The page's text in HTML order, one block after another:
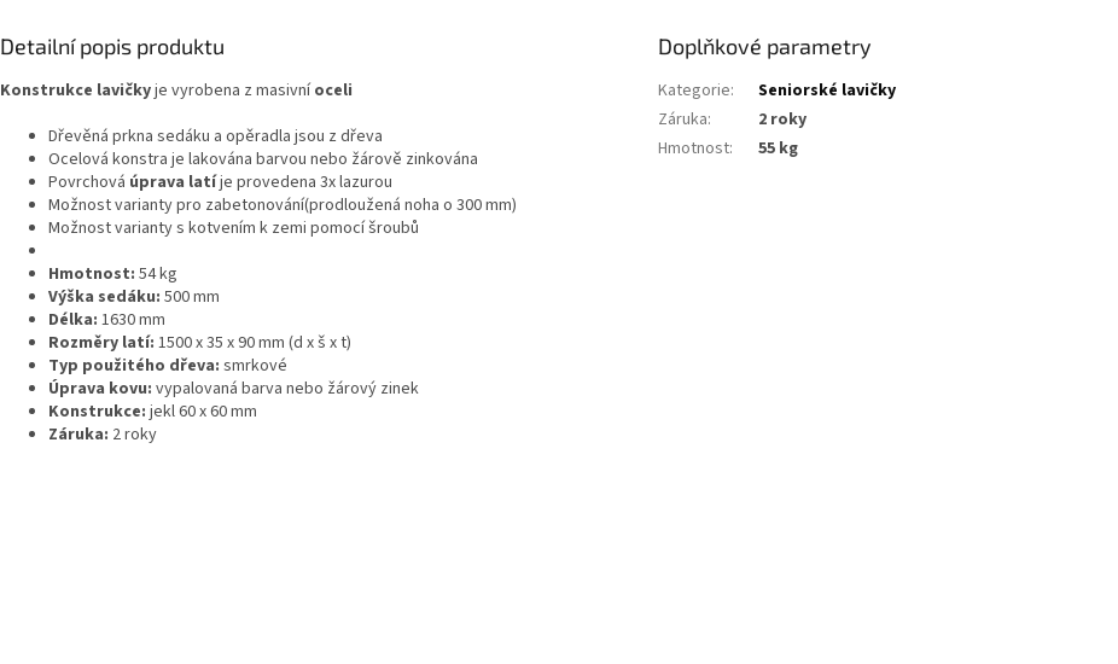
Detailní popis produktu
Konstrukce lavičkyje vyrobena z masivníoceli
Dřevěná prkna sedáku a opěradla jsou z dřeva
Ocelová konstra je lakována barvou nebo žárově zinkována
Povrchová úprava latíje provedena 3x lazurou
Možnost varianty pro zabetonování(prodloužená noha o 300 mm)
Možnost varianty s kotvením k zemi pomocí šroubů
Hmotnost: 54 kg
Výška sedáku: 500 mm
Délka: 1630 mm
Rozměry latí: 1500 x 35 x 90 mm (d x š x t)
Typ použitého dřeva: smrkové
Úprava kovu: vypalovaná barva nebo žárový zinek
Konstrukce: jekl 60 x 60 mm
Záruka: 2 roky
Doplňkové parametry
Kategorie:
Seniorské lavičky
Záruka:
2 roky
Hmotnost: 55 kg